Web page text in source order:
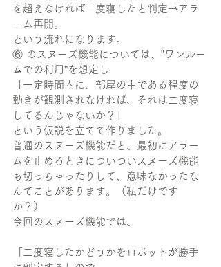
を超えなければ二度寝したと判定→アラ
ーム再開。
という流れになります。
⑥ のスヌーズ機能については、”ワンルー
ムでの利用”を想定し
「一定時間内に、部屋の中である程度の
動きが観測されなければ、それは二度寝
してるんじゃないか？」
という仮説を立てて作りました。
普通のスヌーズ機能だと、最初にアラー
ムを止めるときについついスヌーズ機能
も切っちゃったりして、意味なかったな
んてことがあります。（私だけです
か？）
今回のスヌーズ機能では、
「二度寝したかどうかをロボットが勝手